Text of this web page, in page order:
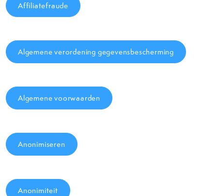
Affiliatefraude
Algemene verordening gegevensbescherming
Algemene voorwaarden
Anonimiseren
Anonimiteit